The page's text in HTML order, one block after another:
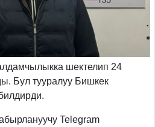
шектелип 24
Бул тууралуу Бишкек
Telegram